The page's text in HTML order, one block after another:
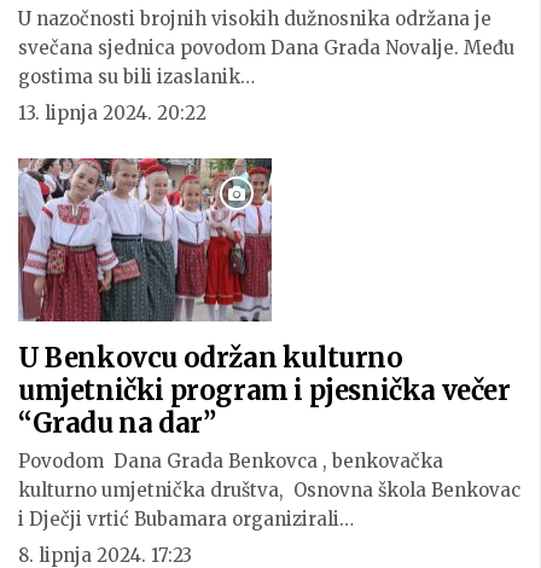
U nazočnosti brojnih visokih dužnosnika održana je
svečana sjednica povodom Dana Grada Novalje. Među
gostima su bili izaslanik…
13. lipnja 2024. 20:22
U Benkovcu održan kulturno
umjetnički program i pjesnička večer
“Gradu na dar”
Povodom Dana Grada Benkovca , benkovačka
kulturno umjetnička društva, Osnovna škola Benkovac
i Dječji vrtić Bubamara organizirali…
8. lipnja 2024. 17:23